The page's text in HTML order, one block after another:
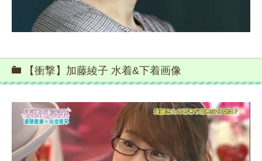
【衝撃】加藤綾子 水着&下着画像